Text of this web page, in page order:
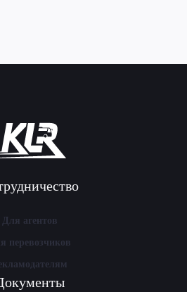
Для агентов
перевозчиков